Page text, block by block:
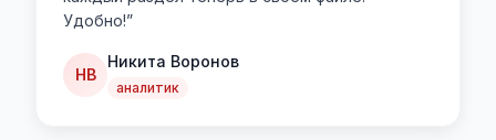
Удобно!”
НВ
Никита Воронов
аналитик